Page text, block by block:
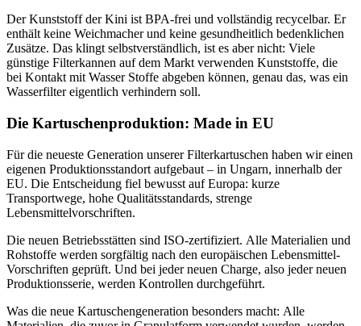
Der Kunststoff der Kini ist BPA-frei und vollständig recycelbar. Er
enthält keine Weichmacher und keine gesundheitlich bedenklichen
Zusätze. Das klingt selbstverständlich, ist es aber nicht: Viele
günstige Filterkannen auf dem Markt verwenden Kunststoffe, die
bei Kontakt mit Wasser Stoffe abgeben können, genau das, was ein
Wasserfilter eigentlich verhindern soll.
Die Kartuschenproduktion: Made in EU
Für die neueste Generation unserer Filterkartuschen haben wir einen
eigenen Produktionsstandort aufgebaut – in Ungarn, innerhalb der
EU. Die Entscheidung fiel bewusst auf Europa: kurze
Transportwege, hohe Qualitätsstandards, strenge
Lebensmittelvorschriften.
Die neuen Betriebsstätten sind ISO-zertifiziert. Alle Materialien und
Rohstoffe werden sorgfältig nach den europäischen Lebensmittel-
Vorschriften geprüft. Und bei jeder neuen Charge, also jeder neuen
Produktionsserie, werden Kontrollen durchgeführt.
Was die neue Kartuschengeneration besonders macht: Alle